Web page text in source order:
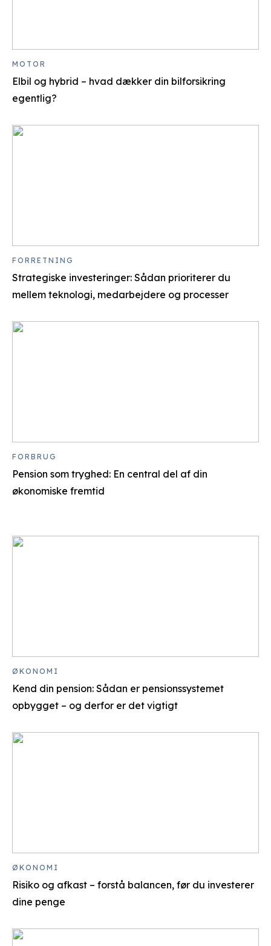
Elbil og hybrid – hvad dækker din bilforsikring
egentlig?
MOTOR
Strategiske investeringer: Sådan prioriterer du
mellem teknologi, medarbejdere og processer
FORRETNING
Pension som tryghed: En central del af din
økonomiske fremtid
FORBRUG
Kend din pension: Sådan er pensionssystemet
opbygget – og derfor er det vigtigt
ØKONOMI
Risiko og afkast – forstå balancen, før du investerer
dine penge
ØKONOMI